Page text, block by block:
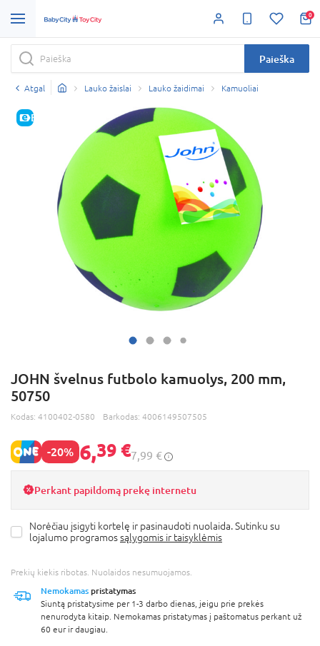
0
Paieška
Atgal Lauko žaislai Lauko žaidimai Kamuoliai
E-KAINA
JOHN švelnus futbolo kamuolys, 200 mm,
50750
Kodas: 4100402-0580 Barkodas: 4006149507505
-20% 6,39 €7,99 €
Perkant papildomą prekę internetu
Norėčiau įsigyti kortelę ir pasinaudoti nuolaida. Sutinku su
lojalumo programossąlygomis ir taisyklėmis
Prekių kiekis ribotas. Nuolaidos nesumuojamos.
Nemokamas pristatymas
Siuntą pristatysime per 1-3 darbo dienas, jeigu prie prekės
nenurodyta kitaip. Nemokamas pristatymas į paštomatus perkant už
60 eur ir daugiau.